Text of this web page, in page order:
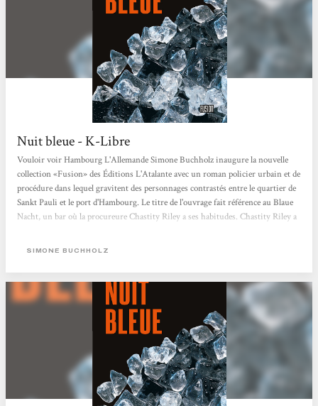
Nuit bleue - K-Libre
Vouloir voir Hambourg L'Allemande Simone Buchholz inaugure la nouvelle
collection «Fusion» des Éditions L'Atalante avec un roman policier urbain et de
procédure dans lequel gravitent des personnages contrastés entre le quartier de
Sankt Pauli et le port d'Hambourg. Le titre de l'ouvrage fait référence au Blaue
Nacht, un bar où la procureure Chastity Riley a ses habitudes. Chastity Riley a
principalement à travers des chapitres intercalaires où se succèdent leurs
SIMONE BUCHHOLZ